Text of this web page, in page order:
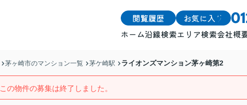
閲覧履歴 お気に入り
ホーム沿線検索エリア検索会社概
茅ヶ崎市のマンション一覧 茅ケ崎駅 ライオンズマンション茅ヶ崎第2
この物件の募集は終了しました。